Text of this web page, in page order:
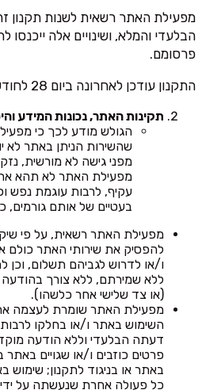
מפעילת האתר רשאית לשנות תקנון
הבלעדי והמלא, ושינויים אלה ייכנסו
פרסומם.
התקנון עודכן לאחרונה ביום 28 לחודש אוגוסט 2025.
תקינות האתר, נכונות המידע
הגולש מודע לכך כי
שהשירות הניתן באתר לא
מפני גישה לא מורשית,
מפעילת האתר לא תהא
עקיף, לרבות עוגמת נפש
בעטיים של אותם גורמים,
מפעילת האתר רשאית, על פי
להפסיק את שירותי האתר כולם
ו/או לדרוש לגביהם תשלום, וכן
ללא שמירתם, ללא צורך
(או צד שלישי אחר כלשהו).
מפעילת האתר שומרת לעצמה
דעתה הבלעדי וללא הודעה
פרטים כוזבים ו/או שגויים באתר
באתר או בניגוד לתקנון;
כל פעולה אחרת שנעשתה על ידי